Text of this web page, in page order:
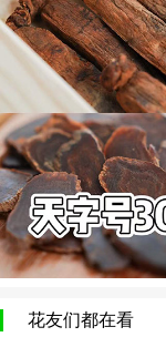
花友们都在看